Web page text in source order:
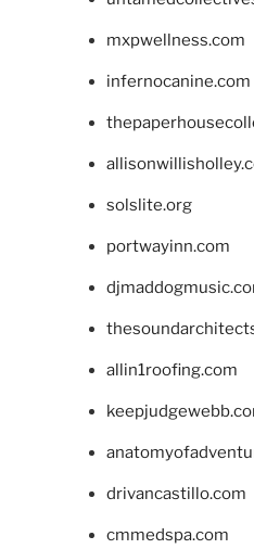
mxpwellness.com
infernocanine.com
solslite.org
portwayinn.com
allin1roofing.com
drivancastillo.com
cmmedspa.com